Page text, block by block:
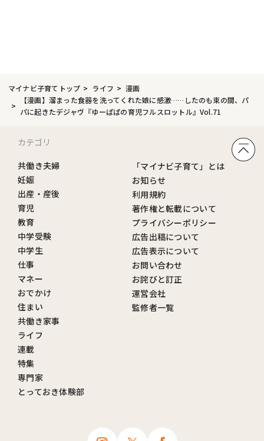
マイナビ子育てトップ ライフ
漫画
【漫画】溜まった食器を洗ってくれた娘に感激……したのも束の間、パ
パに起きたデジャヴ『ゆーぱぱの育児フルスロットル』Vol.71
カテゴリ
共働き夫婦
妊娠
出産・産後
育児
教育
中学受験
中学生
仕事
マネー
おでかけ
住まい
共働き家事
ライフ
連載
特集
専門家
とっておき体験部
「マイナビ子育て」とは
お知らせ
利用規約
著作権と転載について
プライバシーポリシー
広告出稿について
広告表示について
お問い合わせ
お詫びと訂正
運営会社
監修者一覧